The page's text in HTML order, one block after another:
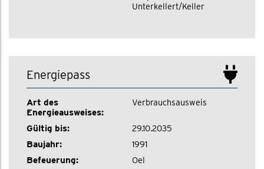
Unterkellert/Keller
Energiepass
Art des
Energieausweises:
Verbrauchsausweis
Gültig bis: 29.10.2035
Baujahr: 1991
Befeuerung: Oel